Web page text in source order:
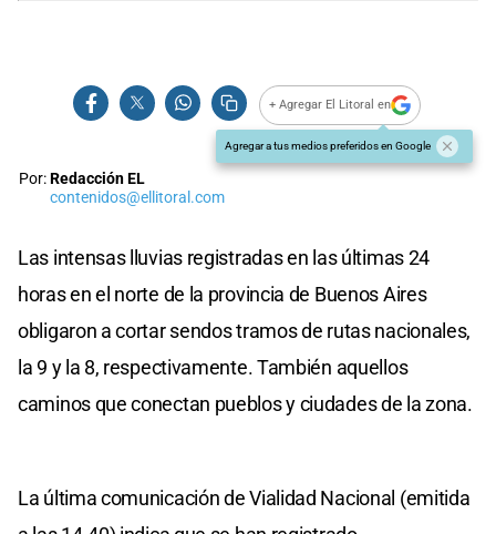
+ Agregar El Litoral en
Agregar a tus medios preferidos en Google
Por:Redacción EL
contenidos@ellitoral.com
Las intensas lluvias registradas en las últimas 24
horas en el norte de la provincia de Buenos Aires
obligaron a cortar sendos tramos de rutas nacionales,
la 9 y la 8, respectivamente. También aquellos
caminos que conectan pueblos y ciudades de la zona.
La última comunicación de Vialidad Nacional (emitida